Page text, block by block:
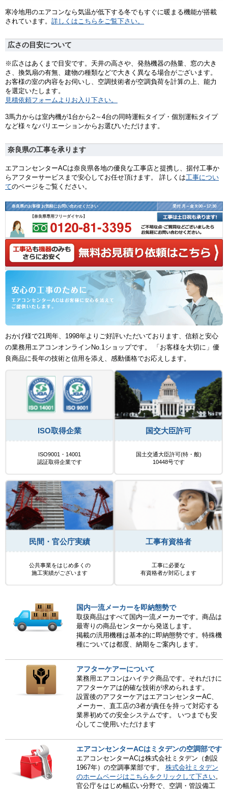
寒冷地用のエアコンなら気温が低下する冬でもすぐに暖まる機能が搭載
されています。 詳しくはこちらをご覧下さい。
広さの目安について
※広さはあくまで目安です。天井の高さや、発熱機器の熱量、窓の大き
さ、換気扇の有無、建物の種類などで大きく異なる場合がございます。
お客様の室の内容をお伺いし、空調技術者が空調負荷を計算の上、能力
を選定いたします。
見積依頼フォームよりお入り下さい。
3馬力からは室内機が1台から2～4台の同時運転タイプ・個別運転タイプ
など様々なバリエーションからお選びいただけます。
奈良県の工事を承ります
エアコンセンターACは奈良県各地の優良な工事店と提携し、据付工事か
らアフターサービスまで安心してお任せ頂けます。 詳しくは工事につい
てのページをご覧ください。
奈良県のお客様 お気軽にお問い合わせください 受付 月～金 9:00～17:30
【奈良県専用フリーダイヤル】
おかげ様で21周年、1998年よりご好評いただいております、信頼と安心
の業務用エアコンオンラインNo.1ショップです。 「お客様を大切に」優
良商品に長年の技術と信用を添え、感動価格でお応えします。
ISO取得企業
ISO9001・14001
認証取得企業です
国交大臣許可
国土交通大臣許可(特・般)
10448号です
民間・官公庁実績
公共事業をはじめ多くの
施工実績がございます
工事有資格者
工事に必要な
有資格者が対応します
国内一流メーカーを即納態勢で
取扱商品はすべて国内一流メーカーです。商品は
最寄りの商品センターから発送します。
掲載の汎用機種は基本的に即納態勢です。特殊機
種については都度、納期をご案内します。
アフターケアーについて
業務用エアコンはハイテク商品です。それだけに
アフターケアは的確な技術が求められます。
設置後のアフターケアはエアコンセンターAC、
メーカー、直工店の3者が責任を持って対応する
業界初めての安全システムです。 いつまでも安
心してご使用いただけます
エアコンセンターACはミタデンの空調部です
エアコンセンターACは株式会社ミタデン（創設
1967年）の空調事業部です。 株式会社ミタデン
のホームページはこちらをクリックして下さい。
官公庁をはじめ幅広い分野で、空調・管設備工